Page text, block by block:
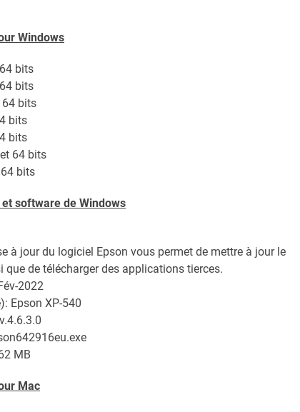
Windows
bits
bits
64 bits
bits
bits
64 bits
bits
software de Windows
à jour du logiciel Epson vous permet de mettre à jour le
que de télécharger des applications tierces.
2022
Epson XP-540
MB
Mac